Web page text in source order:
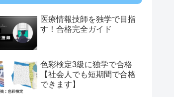
医療情報技師を独学で目指
す！合格完全ガイド
色彩検定3級に独学で合格
【社会人でも短期間で合格
できます】